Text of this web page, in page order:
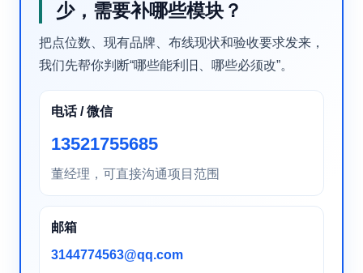
少，需要补哪些模块？
把点位数、现有品牌、布线现状和验收要求发来，
我们先帮你判断“哪些能利旧、哪些必须改”。
电话 / 微信
13521755685
董经理，可直接沟通项目范围
邮箱
3144774563@qq.com